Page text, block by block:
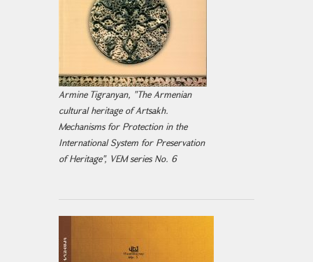
Armine Tigranyan, "The Armenian
cultural heritage of Artsakh.
Mechanisms for Protection in the
International System for Preservation
of Heritage", VEM series No. 6